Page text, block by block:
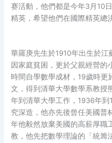
赛活動，他們都是今年3月10
精英，希望他們在國際精英總
華羅庚先生於1910年出生於江
因家庭貧困，更於父親經營的
時間自學數學成材，19歲時更
文，得到清華大學數學系教授
年到清華大學工作，1936年
究深造，他亦先後曾任美國普
年他毅然放棄美國的高薪厚職
教，他先把數學理論的「統籌